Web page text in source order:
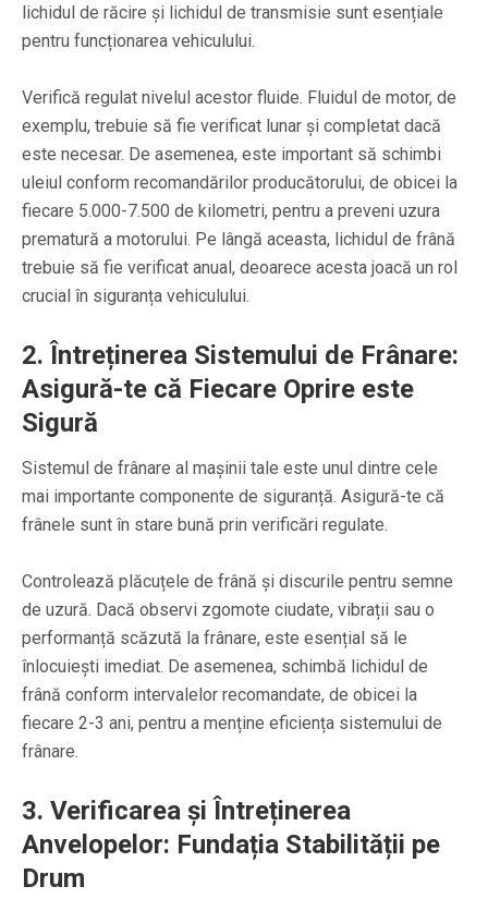
lichidul de răcire și lichidul de transmisie sunt esențiale
pentru funcționarea vehiculului.
Verifică regulat nivelul acestor fluide. Fluidul de motor, de
exemplu, trebuie să fie verificat lunar și completat dacă
este necesar. De asemenea, este important să schimbi
uleiul conform recomandărilor producătorului, de obicei la
fiecare 5.000-7.500 de kilometri, pentru a preveni uzura
prematură a motorului. Pe lângă aceasta, lichidul de frână
trebuie să fie verificat anual, deoarece acesta joacă un rol
crucial în siguranța vehiculului.
2. Întreținerea Sistemului de Frânare:
Asigură-te că Fiecare Oprire este
Sigură
Sistemul de frânare al mașinii tale este unul dintre cele
mai importante componente de siguranță. Asigură-te că
frânele sunt în stare bună prin verificări regulate.
Controlează plăcuțele de frână și discurile pentru semne
de uzură. Dacă observi zgomote ciudate, vibrații sau o
performanță scăzută la frânare, este esențial să le
înlocuiești imediat. De asemenea, schimbă lichidul de
frână conform intervalelor recomandate, de obicei la
fiecare 2-3 ani, pentru a menține eficiența sistemului de
frânare.
3. Verificarea și Întreținerea
Anvelopelor: Fundația Stabilității pe
Drum